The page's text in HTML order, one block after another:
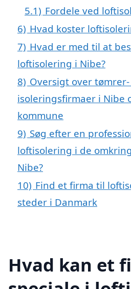
5.1) Fordele ved
6) Hvad koster
7) Hvad er med til at
loftisolering i Nibe?
8) Oversigt over tømrer-
isoleringsfirmaer i Nibe
kommune
9) Søg efter en
loftisolering i de
Nibe?
10) Find et firma til
steder i Danmark
Hvad kan et